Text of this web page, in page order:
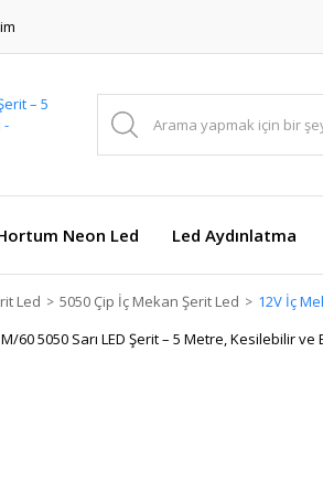
Neon Led Led Aydınlatma
Led 5050 Çip İç Mekan Şerit Led 12V İç